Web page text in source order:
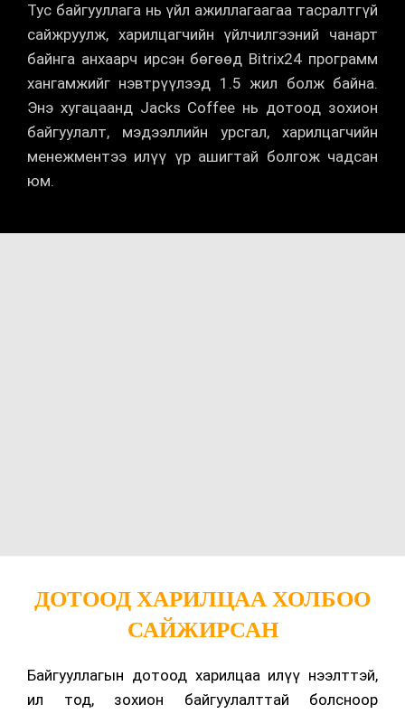
Тус байгууллага нь үйл ажиллагаагаа тасралтгүй
сайжруулж, харилцагчийн үйлчилгээний чанарт
байнга анхаарч ирсэн бөгөөд Bitrix24 программ
хангамжийг нэвтрүүлээд 1.5 жил болж байна.
Энэ хугацаанд Jacks Coffee нь дотоод зохион
байгуулалт, мэдээллийн урсгал, харилцагчийн
менежментээ илүү үр ашигтай болгож чадсан
юм.
ДОТООД ХАРИЛЦАА ХОЛБОО
САЙЖИРСАН
Байгууллагын дотоод харилцаа илүү нээлттэй,
ил тод, зохион байгуулалттай болсноор